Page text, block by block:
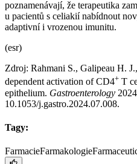
poznamenávají, že terapeutika
u pacientů s celiakií nabídnout
adaptivní i vrozenou imunitu.
(esr)
Zdroj: Rahmani S., Galipeau H.
dependent activation of CD4+ T
epithelium. Gastroenterology
10.1053/j.gastro.2024.07.008.
Tagy:
FarmacieFarmakologie